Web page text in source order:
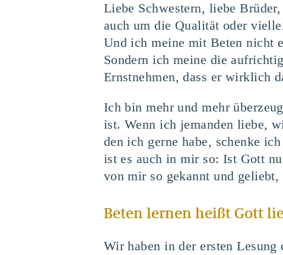
Liebe Schwestern, liebe
auch um die Qualität oder
Und ich meine mit Beten nicht
Sondern ich meine die
Ernstnehmen, dass er wirklich
Ich bin mehr und mehr
ist. Wenn ich jemanden liebe,
den ich gerne habe, schenke
ist es auch in mir so: Ist Gott
von mir so gekannt und
Beten lernen heißt Gott
Wir haben in der ersten Lesung